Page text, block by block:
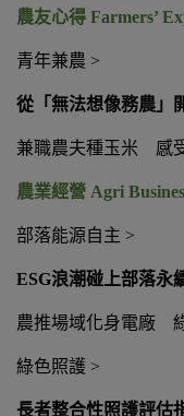
農友心得 Farmers’
青年兼農 >
從「無法想像務農」
兼職農夫種玉米 感
農業經營 Agri
部落能源自主 >
ESG浪潮碰上部落永
農推場域化身電廠
綠色照護 >
長者整合性照護評估